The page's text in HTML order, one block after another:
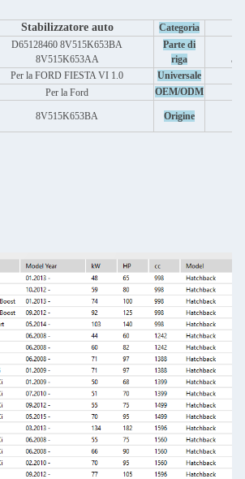
Stabilizzatore auto Categoria
D65128460 8V515K653BA
8V515K653AA
Parte di
riga
Per la FORD FIESTA VI 1.0 Universale
Per la Ford OEM/ODM
8V515K653BA Origine